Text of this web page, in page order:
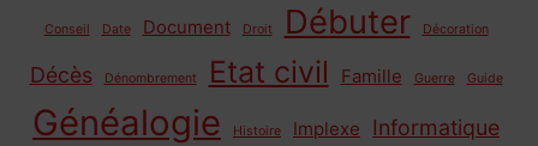
Conseil Date Document Droit Débuter Décoration
Décès Dénombrement Etat civil Famille Guerre Guide
Généalogie Histoire Implexe Informatique